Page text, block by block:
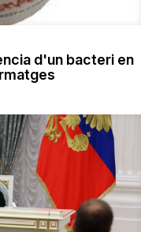
d'un bacteri en